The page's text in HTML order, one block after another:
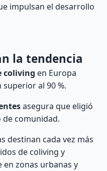
impulsan el desarrollo
la tendencia
coliving en Europa
al 90 %.
asegura que eligió
comunidad.
destinan cada vez más
de coliving y
zonas urbanas y